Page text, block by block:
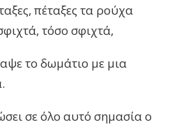
πέταξες τα ρούχα
τόσο σφιχτά,
το δωμάτιο με μια
σε όλο αυτό σημασία ο